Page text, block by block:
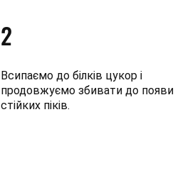
2
Всипаємо до білків цукор і
продовжуємо збивати до появи
стійких піків.